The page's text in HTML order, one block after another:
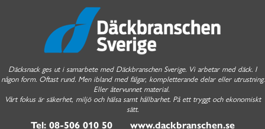
Däcksnack ges ut i samarbete med Däckbranschen Sverige. Vi arbetar med däck. I
någon form. Oftast rund. Men ibland med fälgar, kompletterande delar eller utrustning.
Eller återvunnet material.
Vårt fokus är säkerhet, miljö och hälsa samt hållbarhet. På ett tryggt och ekonomiskt
sätt.
Tel: 08-506 010 50 www.dackbranschen.se